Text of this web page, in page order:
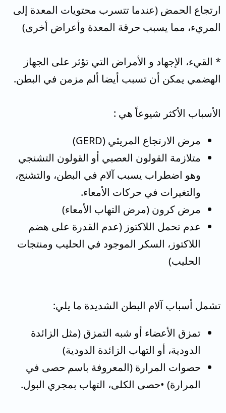
ارتجاع الحمض (عندما تتسرب محتويات المعدة إلى
المريء، مما يسبب حرقة المعدة وأعراض أخرى)
* القيء، الإجهاد و الأمراض التي تؤثر على الجهاز
الهضمي يمكن أن تسبب أيضا ألم مزمن في البطن.
الأسباب الأكثر شيوعاً هي :
مرض الارتجاع المريئي (GERD)
متلازمة القولون العصبي أو القولون التشنجي
وهو اضطراب يسبب آلام في البطن، والتشنج،
والتغيرات في حركات الأمعاء.
مرض كرون (مرض التهاب الأمعاء)
عدم تحمل اللاكتوز (عدم القدرة على هضم
اللاكتوز، السكر الموجود في الحليب ومنتجات
الحليب)
تشمل أسباب آلام البطن الشديدة ما يلي:
تمزق الأعضاء أو شبه التمزق (مثل الزائدة
الدودية، أو التهاب الزائدة الدودية)
حصوات المرارة (المعروفة باسم حصى في
المرارة) •حصى الكلى، التهاب بمجري البول.